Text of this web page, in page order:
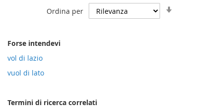
Ordina per
Forse intendevi
vol di lazio
vuol di lato
Termini di ricerca correlati